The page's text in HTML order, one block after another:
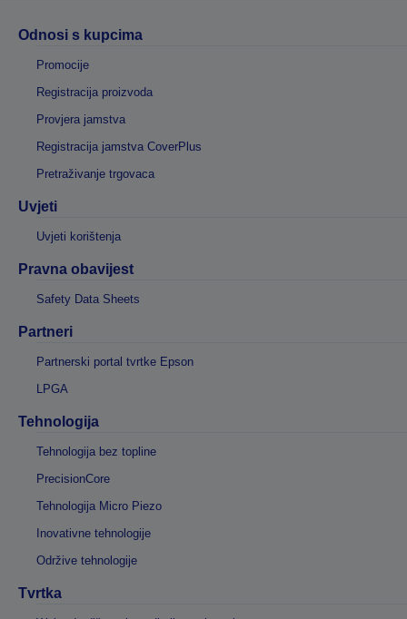
Odnosi s kupcima
Promocije
Registracija proizvoda
Provjera jamstva
Registracija jamstva CoverPlus
Pretraživanje trgovaca
Uvjeti
Uvjeti korištenja
Pravna obavijest
Safety Data Sheets
Partneri
Partnerski portal tvrtke Epson
LPGA
Tehnologija
Tehnologija bez topline
PrecisionCore
Tehnologija Micro Piezo
Inovativne tehnologije
Održive tehnologije
Tvrtka